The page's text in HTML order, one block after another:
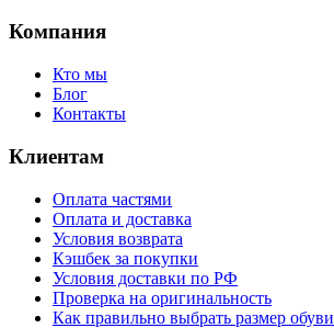
Компания
Кто мы
Блог
Контакты
Клиентам
Оплата частями
Оплата и доставка
Условия возврата
Кэшбек за покупки
Условия доставки по РФ
Проверка на оригинальность
Как правильно выбрать размер обуви